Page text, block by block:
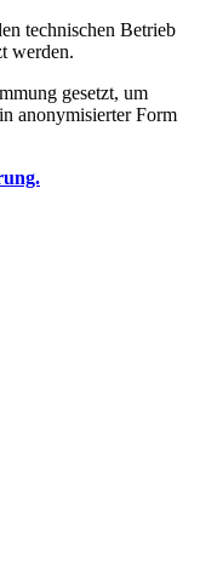
technischen Betrieb
werden.
gesetzt, um
anonymisierter Form